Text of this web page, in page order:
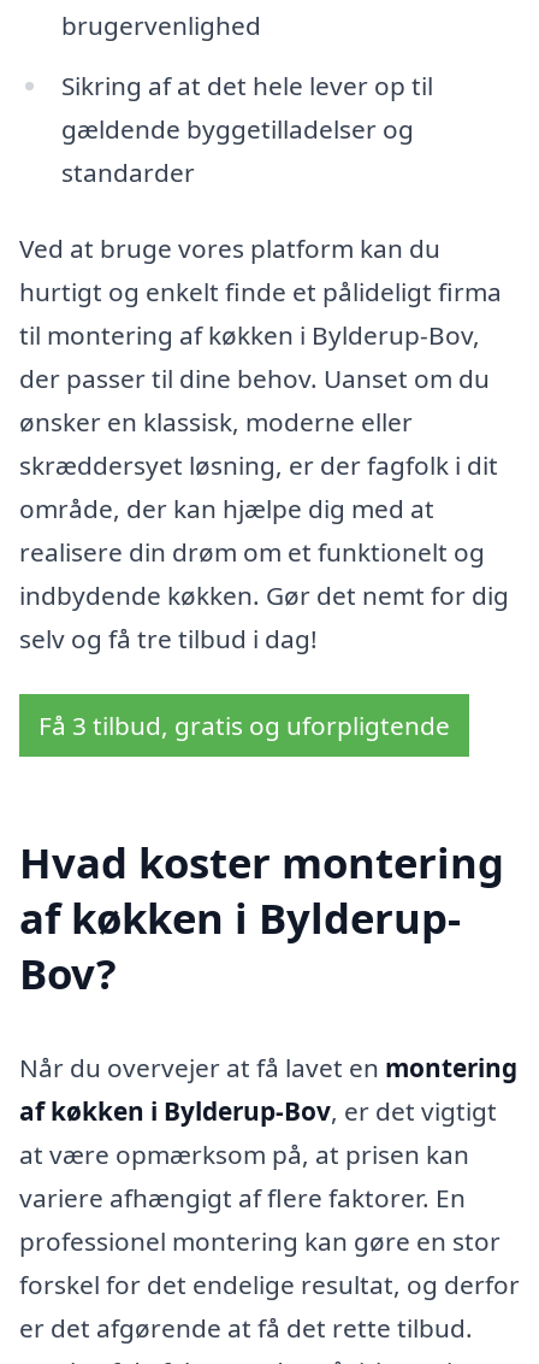
brugervenlighed
Sikring af at det hele lever op til
gældende byggetilladelser og
standarder
Ved at bruge vores platform kan du
hurtigt og enkelt finde et pålideligt firma
til montering af køkken i Bylderup-Bov,
der passer til dine behov. Uanset om du
ønsker en klassisk, moderne eller
skræddersyet løsning, er der fagfolk i dit
område, der kan hjælpe dig med at
realisere din drøm om et funktionelt og
indbydende køkken. Gør det nemt for dig
selv og få tre tilbud i dag!
Få 3 tilbud, gratis og uforpligtende
Hvad koster montering
af køkken i Bylderup-
Bov?
Når du overvejer at få lavet en montering
af køkken i Bylderup-Bov, er det vigtigt
at være opmærksom på, at prisen kan
variere afhængigt af flere faktorer. En
professionel montering kan gøre en stor
forskel for det endelige resultat, og derfor
er det afgørende at få det rette tilbud.